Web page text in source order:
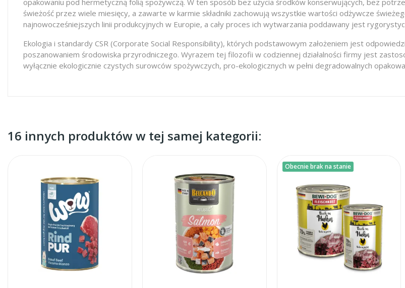
świeżość przez wiele miesięcy, a zawarte w karmie składniki zachowują wszystkie wartości odżywcze
najnowocześniejszych linii produkcyjnych w Europie, a cały proces ich wytwarzania poddawany jest
Ekologia i standardy CSR (Corporate Social Responsibility), których podstawowym założeniem jest
poszanowaniem środowiska przyrodniczego. Wyrazem tej filozofii w codziennej działalności firmy jest
wyłącznie ekologicznie czystych surowców spożywczych, pro-ekologicznych w pełni degradowalnych
16 innych produktów w tej samej kategorii:
Obecnie brak na stanie